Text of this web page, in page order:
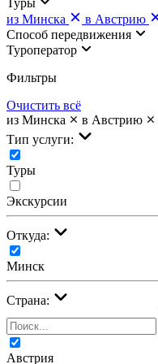
из Минска
в Австрию
Cпособ передвижения
Туроператор
Фильтры
Очистить всё
из Минска
в Австрию
Тип услуги:
Туры
Экскурсии
Откуда:
Минск
Страна:
Австрия